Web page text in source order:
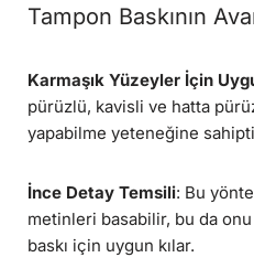
Tampon Baskının
Karmaşık Yüzeyler İçin
pürüzlü, kavisli ve hatta
yapabilme yeteneğine
İnce Detay Temsili: Bu
metinleri basabilir, bu da
baskı için uygun kılar.